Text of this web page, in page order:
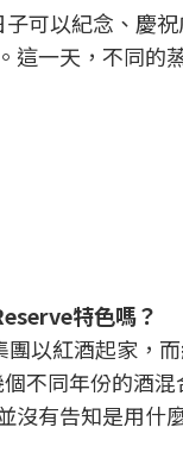
可以紀念、慶
一天，不同的
特色嗎？
以紅酒起家，
不同年份的酒
有告知是用什